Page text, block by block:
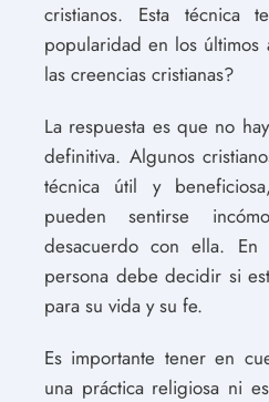
cristianos. Esta técnica
popularidad en los últimos
las creencias cristianas?
La respuesta es que no
definitiva. Algunos
técnica útil y
pueden sentirse
desacuerdo con ella. En
persona debe decidir si
para su vida y su fe.
Es importante tener en
una práctica religiosa ni